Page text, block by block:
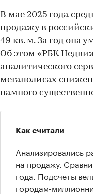
В мае 2025 года
продажу в
49 кв. м. За год она
Об этом «РБК
аналитического
мегаполисах
намного
Как считали
Анализировались
на продажу.
года. Подсчеты
городам-